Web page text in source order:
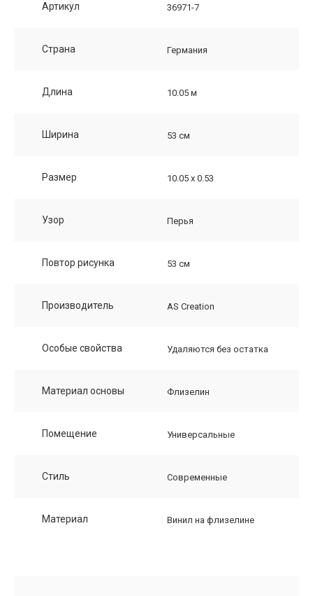
Артикул 36971-7
Страна Германия
Длина 10.05 м
Ширина 53 см
Размер 10.05 х 0.53
Узор Перья
Повтор рисунка 53 см
Производитель AS Creation
Особые свойства Удаляются без остатка
Материал основы Флизелин
Помещение Универсальные
Стиль Современные
Материал Винил на флизелине